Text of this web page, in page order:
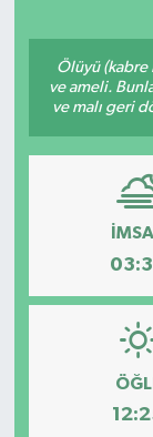
Ölüyü (kabre
ve ameli.
ve malı geri